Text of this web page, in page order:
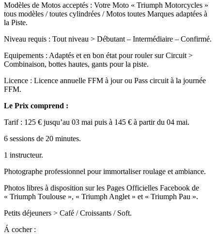
Modèles de Motos acceptés : Votre Moto « Triumph Motorcycles »
tous modèles / toutes cylindrées / Motos toutes Marques adaptées à
la Piste.
Niveau requis : Tout niveau > Débutant – Intermédiaire – Confirmé.
Equipements : Adaptés et en bon état pour rouler sur Circuit >
Combinaison, bottes hautes, gants pour la piste.
Licence : Licence annuelle FFM à jour ou Pass circuit à la journée
FFM.
Le Prix comprend :
Tarif : 125 € jusqu’au 03 mai puis à 145 € à partir du 04 mai.
6 sessions de 20 minutes.
1 instructeur.
Photographe professionnel pour immortaliser roulage et ambiance.
Photos libres à disposition sur les Pages Officielles Facebook de
« Triumph Toulouse », « Triumph Anglet » et « Triumph Pau ».
Petits déjeuners > Café / Croissants / Soft.
Á cocher :